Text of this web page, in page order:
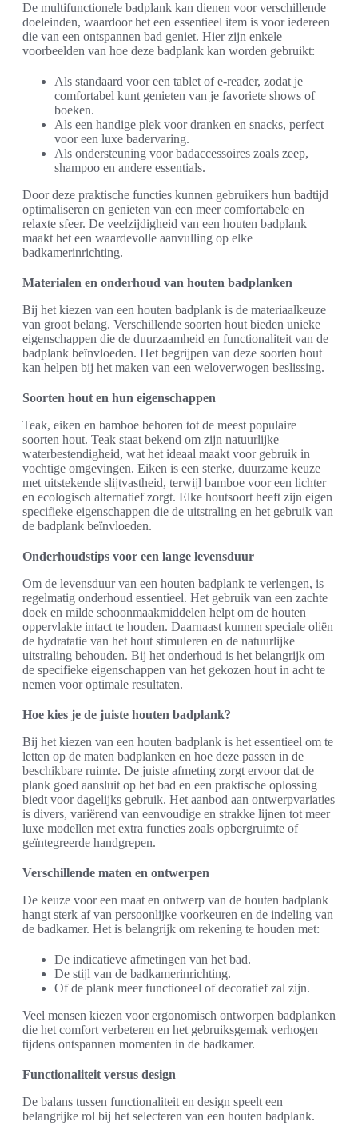
De multifunctionele badplank kan dienen voor verschillende
doeleinden, waardoor het een essentieel item is voor iedereen
die van een ontspannen bad geniet. Hier zijn enkele
voorbeelden van hoe deze badplank kan worden gebruikt:
Als standaard voor een tablet of e-reader, zodat je
comfortabel kunt genieten van je favoriete shows of
boeken.
Als een handige plek voor dranken en snacks, perfect
voor een luxe badervaring.
Als ondersteuning voor badaccessoires zoals zeep,
shampoo en andere essentials.
Door deze praktische functies kunnen gebruikers hun badtijd
optimaliseren en genieten van een meer comfortabele en
relaxte sfeer. De veelzijdigheid van een houten badplank
maakt het een waardevolle aanvulling op elke
badkamerinrichting.
Materialen en onderhoud van houten badplanken
Bij het kiezen van een houten badplank is de materiaalkeuze
van groot belang. Verschillende soorten hout bieden unieke
eigenschappen die de duurzaamheid en functionaliteit van de
badplank beïnvloeden. Het begrijpen van deze soorten hout
kan helpen bij het maken van een weloverwogen beslissing.
Soorten hout en hun eigenschappen
Teak, eiken en bamboe behoren tot de meest populaire
soorten hout. Teak staat bekend om zijn natuurlijke
waterbestendigheid, wat het ideaal maakt voor gebruik in
vochtige omgevingen. Eiken is een sterke, duurzame keuze
met uitstekende slijtvastheid, terwijl bamboe voor een lichter
en ecologisch alternatief zorgt. Elke houtsoort heeft zijn eigen
specifieke eigenschappen die de uitstraling en het gebruik van
de badplank beïnvloeden.
Onderhoudstips voor een lange levensduur
Om de levensduur van een houten badplank te verlengen, is
regelmatig onderhoud essentieel. Het gebruik van een zachte
doek en milde schoonmaakmiddelen helpt om de houten
oppervlakte intact te houden. Daarnaast kunnen speciale oliën
de hydratatie van het hout stimuleren en de natuurlijke
uitstraling behouden. Bij het onderhoud is het belangrijk om
de specifieke eigenschappen van het gekozen hout in acht te
nemen voor optimale resultaten.
Hoe kies je de juiste houten badplank?
Bij het kiezen van een houten badplank is het essentieel om te
letten op de maten badplanken en hoe deze passen in de
beschikbare ruimte. De juiste afmeting zorgt ervoor dat de
plank goed aansluit op het bad en een praktische oplossing
biedt voor dagelijks gebruik. Het aanbod aan ontwerpvariaties
is divers, variërend van eenvoudige en strakke lijnen tot meer
luxe modellen met extra functies zoals opbergruimte of
geïntegreerde handgrepen.
Verschillende maten en ontwerpen
De keuze voor een maat en ontwerp van de houten badplank
hangt sterk af van persoonlijke voorkeuren en de indeling van
de badkamer. Het is belangrijk om rekening te houden met:
De indicatieve afmetingen van het bad.
De stijl van de badkamerinrichting.
Of de plank meer functioneel of decoratief zal zijn.
Veel mensen kiezen voor ergonomisch ontworpen badplanken
die het comfort verbeteren en het gebruiksgemak verhogen
tijdens ontspannen momenten in de badkamer.
Functionaliteit versus design
De balans tussen functionaliteit en design speelt een
belangrijke rol bij het selecteren van een houten badplank.